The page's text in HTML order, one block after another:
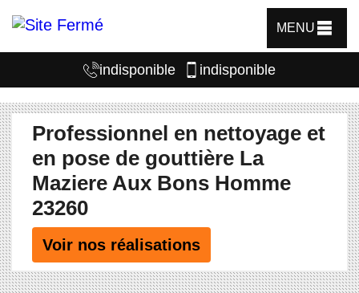
MENU
indisponible indisponible
Professionnel en nettoyage et
en pose de gouttière La
Maziere Aux Bons Homme
23260
Voir nos réalisations